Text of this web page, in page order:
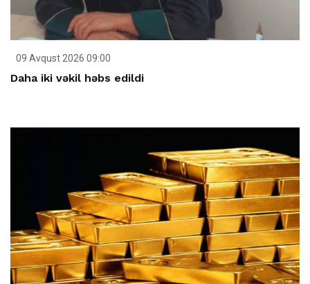
09 Avqust 2026 09:00
Daha iki vəkil həbs edildi